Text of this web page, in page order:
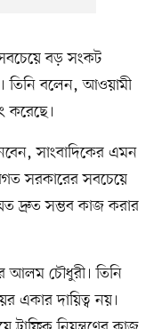
বড় সংকট
তিনি বলেন, আওয়ামী
করেছে।
সাংবাদিকের এমন
সরকারের সবচেয়ে
দ্রুত সম্ভব কাজ করার
আলম চৌধুরী। তিনি
একার দায়িত্ব নয়।